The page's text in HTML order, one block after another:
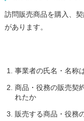
訪問販売商品を購入、
があります。
事業者の氏名・名称
商品・役務の販売契
れたか
販売する商品・役務